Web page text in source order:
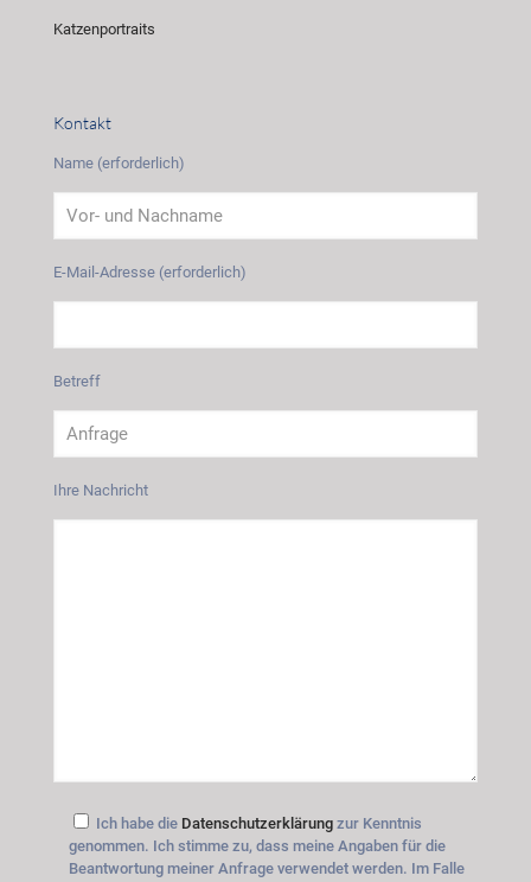
Katzenportraits
Kontakt
Name (erforderlich)
E-Mail-Adresse (erforderlich)
Betreff
Ihre Nachricht
Ich habe die Datenschutzerklärung zur Kenntnis
genommen. Ich stimme zu, dass meine Angaben für die
Beantwortung meiner Anfrage verwendet werden. Im Falle